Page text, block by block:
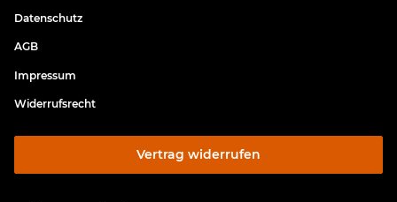
Datenschutz
AGB
Impressum
Widerrufsrecht
Vertrag widerrufen